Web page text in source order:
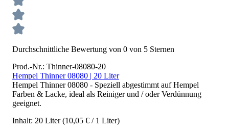
Durchschnittliche Bewertung von 0 von 5 Sternen
Prod.-Nr.: Thinner-08080-20
Hempel Thinner 08080 | 20 Liter
Hempel Thinner 08080 - Speziell abgestimmt auf Hempel
Farben & Lacke, ideal als Reiniger und / oder Verdünnung
geeignet.
Inhalt: 20 Liter(10,05 € / 1 Liter)